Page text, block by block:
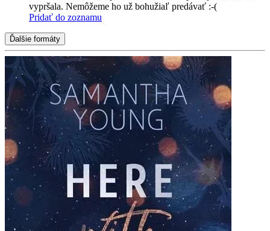
vypršala. Nemôžeme ho už bohužiaľ predávať :-(
Pridať do zoznamu
Ďalšie formáty